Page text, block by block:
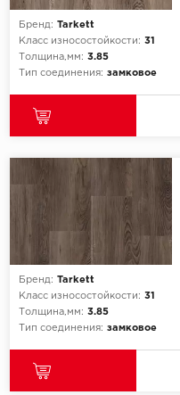
Бренд: Tarkett
Класс износостойкости: 31
Толщина,мм: 3.85
Тип соединения: замковое
Бренд: Tarkett
Класс износостойкости: 31
Толщина,мм: 3.85
Тип соединения: замковое